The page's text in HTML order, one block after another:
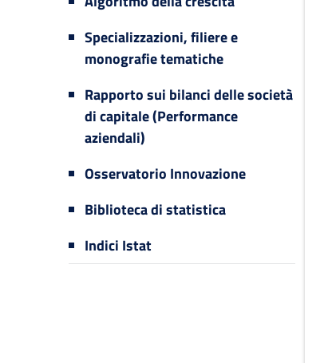
Specializzazioni, filiere e
monografie tematiche
Rapporto sui bilanci delle società
di capitale (Performance
aziendali)
Osservatorio Innovazione
Biblioteca di statistica
Indici Istat